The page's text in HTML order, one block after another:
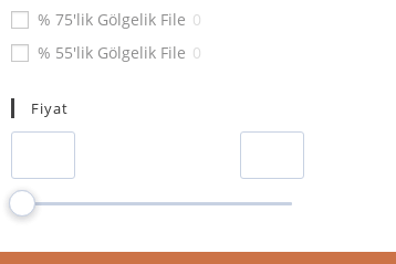
% 75'lik Gölgelik File 0
% 55'lik Gölgelik File 0
Ebatlı Çadır Branda
Polyester Branda
Deri Spor Kemer 0
Fiyat